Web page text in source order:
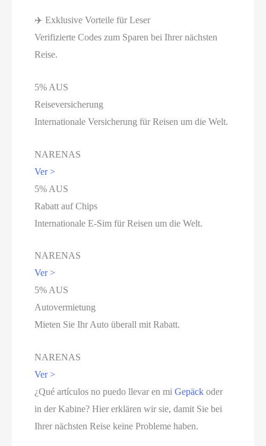
✈️ Exklusive Vorteile für Leser
Verifizierte Codes zum Sparen bei Ihrer nächsten
Reise.
5% AUS
Reiseversicherung
Internationale Versicherung für Reisen um die Welt.
NARENAS
Ver >
5% AUS
Rabatt auf Chips
Internationale E-Sim für Reisen um die Welt.
NARENAS
Ver >
5% AUS
Autovermietung
Mieten Sie Ihr Auto überall mit Rabatt.
NARENAS
Ver >
¿Qué artículos no puedo llevar en mi Gepäck oder
in der Kabine? Hier erklären wir sie, damit Sie bei
Ihrer nächsten Reise keine Probleme haben.